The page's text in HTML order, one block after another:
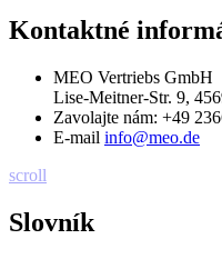
Kontaktné
MEO Vertriebs GmbH
Lise-Meitner-Str. 9,
Zavolajte nám: +49
E-mail info@meo.de
scroll
Slovník